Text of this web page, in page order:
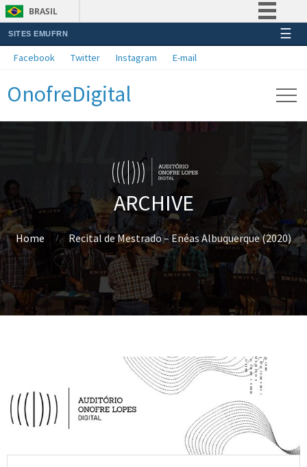
BRASIL
Simplifique!
Acesso à informação
SITES EMUFRN ☰
Facebook Twitter Instagram E-mail
OnofreDigital
ARCHIVE
Home Recital de Mestrado – Enéas Albuquerque (2020)